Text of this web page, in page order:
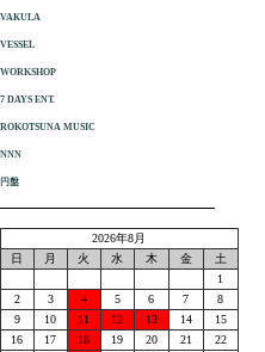
VAKULA
VESSEL
WORKSHOP
7 DAYS ENT.
ROKOTSUNA MUSIC
NNN
円盤
2026年8月
日
月 火 水 木 金
土
1
2
3 4 5 6 7
8
9
10 11 12 13 14
15
16
17 18 19 20 21
22